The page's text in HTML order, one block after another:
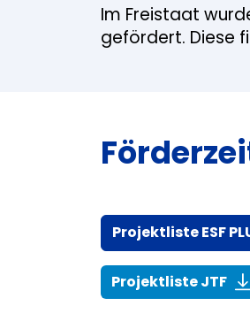
Im Freistaat
gefördert. Diese
Projektliste ESF
Projektliste JTF